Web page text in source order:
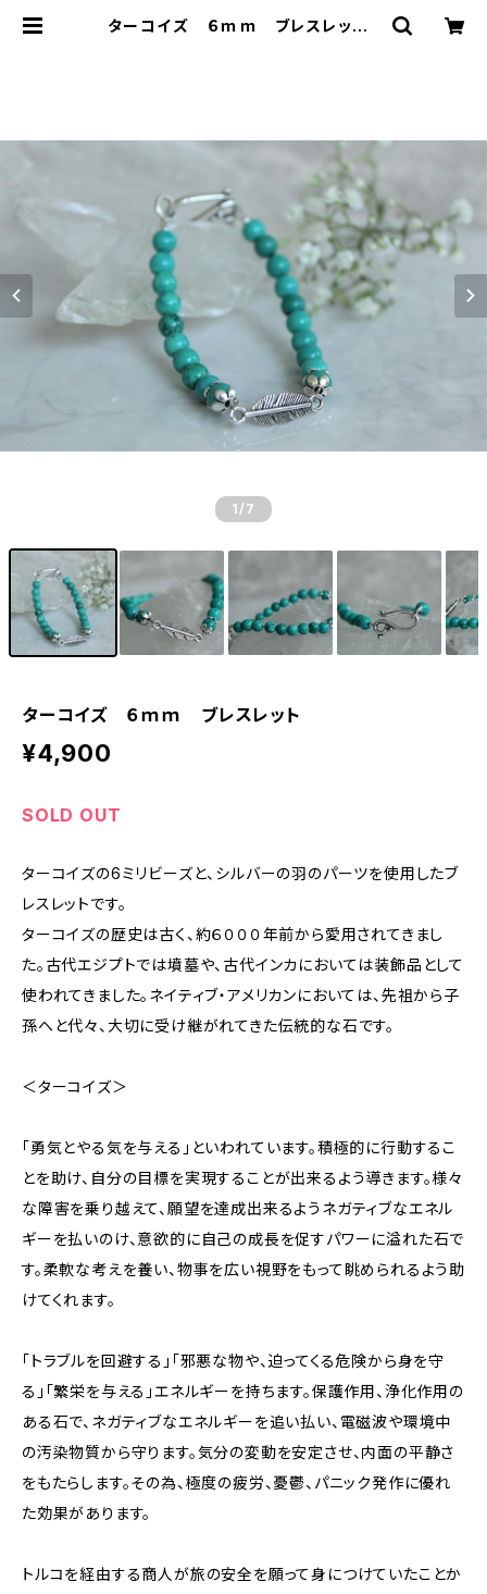
ターコイズ ６ｍｍ ブレスレット |
1 /7
ターコイズ ６ｍｍ ブレスレット
¥4,900
SOLD OUT
ターコイズの6ミリビーズと、シルバーの羽のパーツを使用したブ
レスレットです。
ターコイズの歴史は古く、約６０００年前から愛用されてきまし
た。古代エジプトでは墳墓や、古代インカにおいては装飾品として
使われてきました。ネイティブ・アメリカンにおいては、先祖から子
孫へと代々、大切に受け継がれてきた伝統的な石です。
＜ターコイズ＞
「勇気とやる気を与える」といわれています。積極的に行動するこ
とを助け、自分の目標を実現することが出来るよう導きます。様々
な障害を乗り越えて、願望を達成出来るようネガティブなエネル
ギーを払いのけ、意欲的に自己の成長を促すパワーに溢れた石で
す。柔軟な考えを養い、物事を広い視野をもって眺められるよう助
けてくれます。
「トラブルを回避する」「邪悪な物や、迫ってくる危険から身を守
る」「繁栄を与える」エネルギーを持ちます。保護作用、浄化作用の
ある石で、ネガティブなエネルギーを追い払い、電磁波や環境中
の汚染物質から守ります。気分の変動を安定させ、内面の平静さ
をもたらします。その為、極度の疲労、憂鬱、パニック発作に優れ
た効果があります。
トルコを経由する商人が旅の安全を願って身につけていたことか